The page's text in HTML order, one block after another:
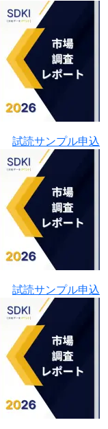
試読サンプル申込
試読サンプル申込